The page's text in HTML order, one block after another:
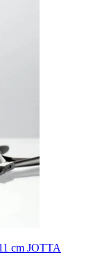
cm JOTTA